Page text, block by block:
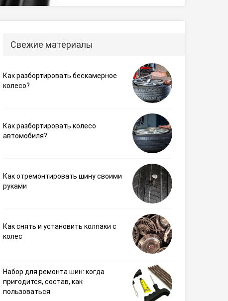
Свежие материалы
Как разбортировать бескамерное
колесо?
Как разбортировать колесо
автомобиля?
Как отремонтировать шину своими
руками
Как снять и установить колпаки с
колес
Набор для ремонта шин: когда
пригодится, состав, как
пользоваться